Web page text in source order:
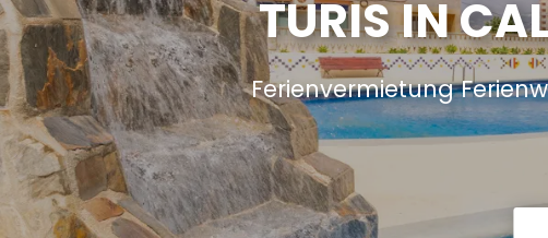
TURIS IN
Ferienvermietung